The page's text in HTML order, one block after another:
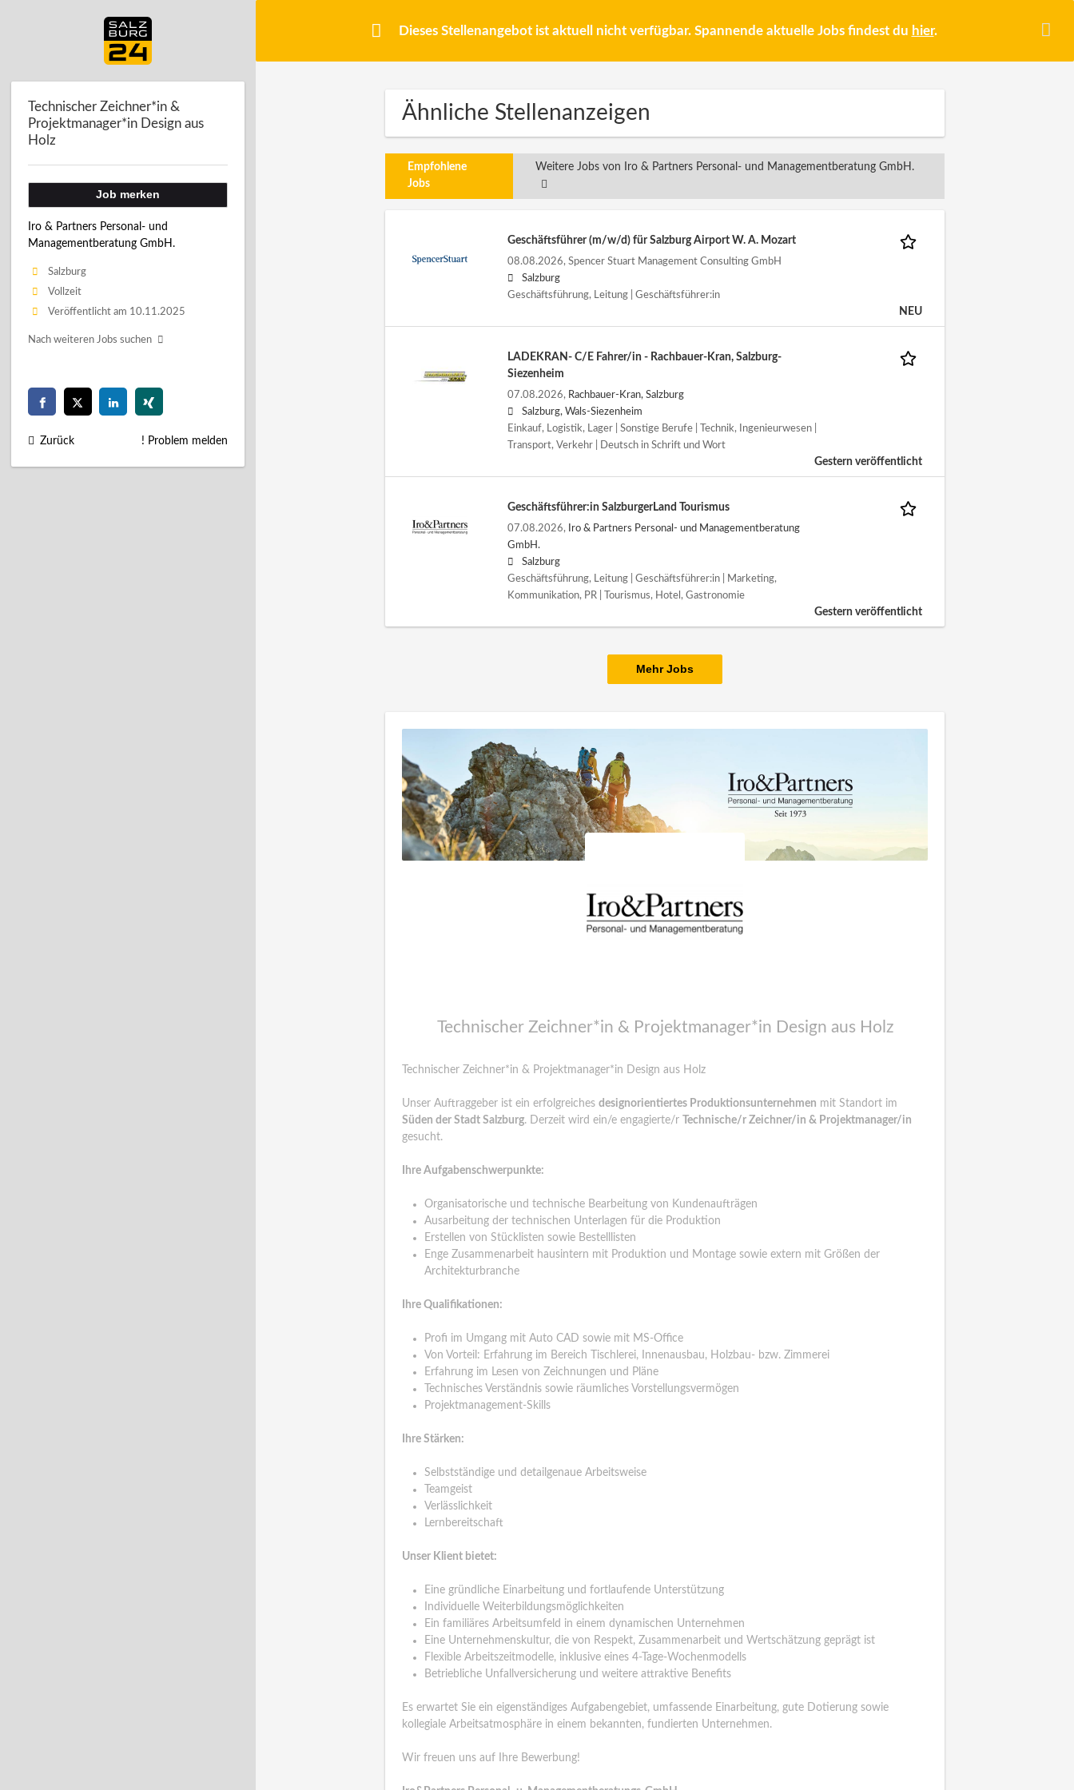
Dieses Stellenangebot ist aktuell nicht verfügbar. Spannende aktuelle Jobs findest du hier.
Ähnliche Stellenanzeigen
Empfohlene
Jobs
Weitere Jobs von Iro & Partners Personal- und Managementberatung GmbH.
Geschäftsführer (m/w/d) für Salzburg Airport W. A. Mozart
08.08.2026, Spencer Stuart Management Consulting GmbH
Salzburg
Geschäftsführung, Leitung | Geschäftsführer:in
NEU
LADEKRAN- C/E Fahrer/in - Rachbauer-Kran, Salzburg-
Siezenheim
07.08.2026, Rachbauer-Kran, Salzburg
Salzburg, Wals-Siezenheim
Einkauf, Logistik, Lager | Sonstige Berufe | Technik, Ingenieurwesen |
Transport, Verkehr | Deutsch in Schrift und Wort
Gestern veröffentlicht
Geschäftsführer:in SalzburgerLand Tourismus
07.08.2026,
Iro & Partners Personal- und Managementberatung
GmbH.
Salzburg
Geschäftsführung, Leitung | Geschäftsführer:in | Marketing,
Kommunikation, PR | Tourismus, Hotel, Gastronomie
Gestern veröffentlicht
Mehr Jobs
Technischer Zeichner*in & Projektmanager*in Design aus Holz
Technischer Zeichner*in & Projektmanager*in Design aus Holz
Unser Auftraggeber ist ein erfolgreiches designorientiertes Produktionsunternehmen mit Standort im
Süden der Stadt Salzburg. Derzeit wird ein/e engagierte/r Technische/r Zeichner/in & Projektmanager/in
gesucht.
Ihre Aufgabenschwerpunkte:
Organisatorische und technische Bearbeitung von Kundenaufträgen
Ausarbeitung der technischen Unterlagen für die Produktion
Erstellen von Stücklisten sowie Bestelllisten
Enge Zusammenarbeit hausintern mit Produktion und Montage sowie extern mit Größen der
Architekturbranche
Ihre Qualifikationen:
Profi im Umgang mit Auto CAD sowie mit MS-Office
Von Vorteil: Erfahrung im Bereich Tischlerei, Innenausbau, Holzbau- bzw. Zimmerei
Erfahrung im Lesen von Zeichnungen und Pläne
Technisches Verständnis sowie räumliches Vorstellungsvermögen
Projektmanagement-Skills
Ihre Stärken:
Selbstständige und detailgenaue Arbeitsweise
Teamgeist
Verlässlichkeit
Lernbereitschaft
Unser Klient bietet:
Eine gründliche Einarbeitung und fortlaufende Unterstützung
Individuelle Weiterbildungsmöglichkeiten
Ein familiäres Arbeitsumfeld in einem dynamischen Unternehmen
Eine Unternehmenskultur, die von Respekt, Zusammenarbeit und Wertschätzung geprägt ist
Flexible Arbeitszeitmodelle, inklusive eines 4-Tage-Wochenmodells
Betriebliche Unfallversicherung und weitere attraktive Benefits
Es erwartet Sie ein eigenständiges Aufgabengebiet, umfassende Einarbeitung, gute Dotierung sowie
kollegiale Arbeitsatmosphäre in einem bekannten, fundierten Unternehmen.
Wir freuen uns auf Ihre Bewerbung!
Technischer Zeichner*in &
Projektmanager*in Design aus
Holz
Job merken
Iro & Partners Personal- und
Managementberatung GmbH.
Salzburg
Vollzeit
Veröffentlicht am 10.11.2025
Nach weiteren Jobs suchen
Zurück ! Problem melden